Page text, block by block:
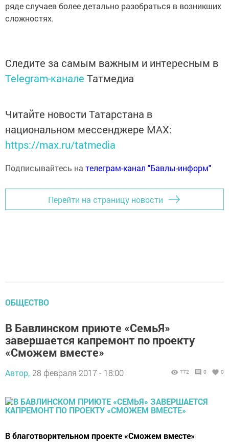
ряде случаев более детально разобраться в возникших
сложностях.
Следите за самым важным и интересным в
Telegram-канале Татмедиа
Читайте новости Татарстана в
национальном мессенджере MАХ:
https://max.ru/tatmedia
Подписывайтесь на телеграм-канал "Бавлы-информ"
Перейти на страницу новости
ОБЩЕСТВО
В Бавлинском приюте «СемьЯ»
завершается капремонт по проекту
«Сможем вместе»
Автор, 28 февраля 2017 - 18:00 772 0 0
В благотворительном проекте «Сможем вместе»